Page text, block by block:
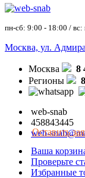
пн-сб: 9:00 - 18:00 /
Москва, ул.
Москва
8
Регионы
web-snab
458843445
web-
Оставить
Ваша
Проверьте
Избранные